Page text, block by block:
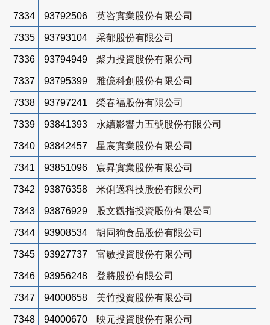
7334 93792506 英咨實業股份有限公司
7335 93793104 采郁股份有限公司
7336 93794949 聚力投資股份有限公司
7337 93795399 雅億科創股份有限公司
7338 93797241 榮春福股份有限公司
7339 93841393 永續影響力五號股份有限公司
7340 93842457 星宸實業股份有限公司
7341 93851096 宸昇實業股份有限公司
7342 93876358 米俐邁科技股份有限公司
7343 93876929 股文觀指投資股份有限公司
7344 93908534 胡同狗食品股份有限公司
7345 93927737 富敏投資股份有限公司
7346 93956248 登將股份有限公司
7347 94000658 美竹投資股份有限公司
7348 94000670 映元投資股份有限公司